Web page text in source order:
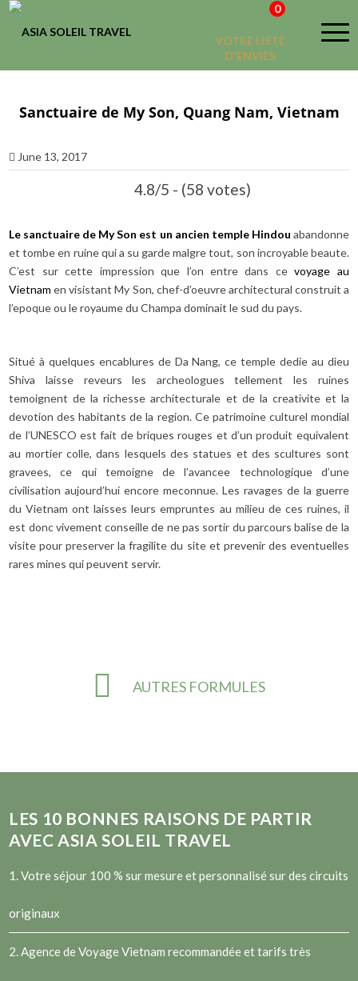
VOTRE LISTE
D'ENVIES
0
Sanctuaire de My Son, Quang Nam, Vietnam
June 13, 2017
4.8/5 - (58 votes)
Le sanctuaire de My Son est un ancien temple Hindou abandonne
et tombe en ruine qui a su garde malgre tout, son incroyable beaute.
C’est sur cette impression que l’on entre dans cevoyage au
Vietnam en visistant My Son, chef-d’oeuvre architectural construit a
l’epoque ou le royaume du Champa dominait le sud du pays.
Situé à quelques encablures de Da Nang, ce temple dedie au dieu
Shiva laisse reveurs les archeologues tellement les ruines
temoignent de la richesse architecturale et de la creativite et la
devotion des habitants de la region. Ce patrimoine culturel mondial
de l’UNESCO est fait de briques rouges et d’un produit equivalent
au mortier colle, dans lesquels des statues et des scultures sont
gravees, ce qui temoigne de l’avancee technologique d’une
civilisation aujourd’hui encore meconnue. Les ravages de la guerre
du Vietnam ont laisses leurs empruntes au milieu de ces ruines, il
est donc vivement conseille de ne pas sortir du parcours balise de la
visite pour preserver la fragilite du site et prevenir des eventuelles
rares mines qui peuvent servir.
AUTRES FORMULES
LES 10 BONNES RAISONS DE PARTIR
AVEC ASIA SOLEIL TRAVEL
1. Votre séjour 100 % sur mesure et personnalisé sur des circuits
originaux
2.Agence de Voyage Vietnam recommandée et tarifs très